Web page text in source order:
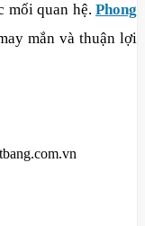
mối quan hệ. Phong
mắn và thuận lợi